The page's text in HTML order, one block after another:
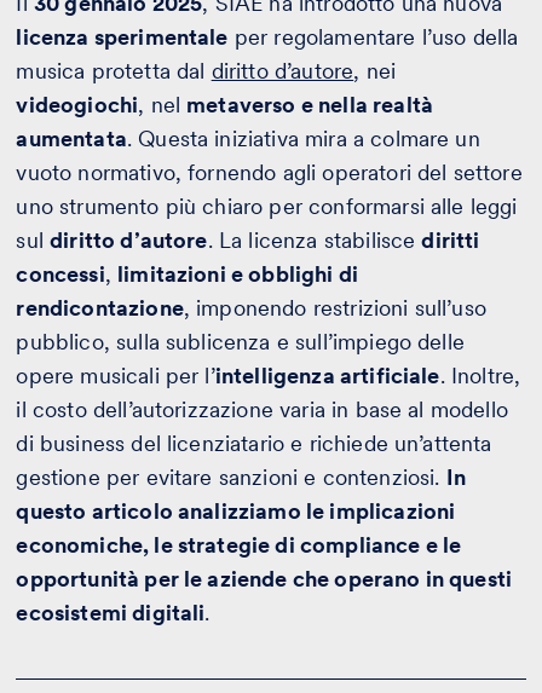
licenza sperimentale per regolamentare l’uso della
musica protetta dal diritto d’autore, nei
videogiochi, nel metaverso e nella realtà
aumentata. Questa iniziativa mira a colmare un
vuoto normativo, fornendo agli operatori del settore
uno strumento più chiaro per conformarsi alle leggi
suldiritto d’autore. La licenza stabiliscediritti
concessi, limitazioni e obblighi di
rendicontazione, imponendo restrizioni sull’uso
pubblico, sulla sublicenza e sull’impiego delle
opere musicali per l’intelligenza artificiale. Inoltre,
il costo dell’autorizzazione varia in base al modello
di business del licenziatario e richiede un’attenta
gestione per evitare sanzioni e contenziosi. In
questo articolo analizziamo le implicazioni
economiche, le strategie di compliance e le
opportunità per le aziende che operano in questi
ecosistemi digitali.